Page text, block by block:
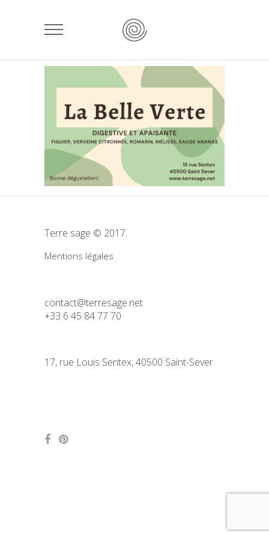
Terre sage © 2017.
Mentions légales
contact@terresage.net
+33 6 45 84 77 70
17, rue Louis Sentex, 40500 Saint-Sever